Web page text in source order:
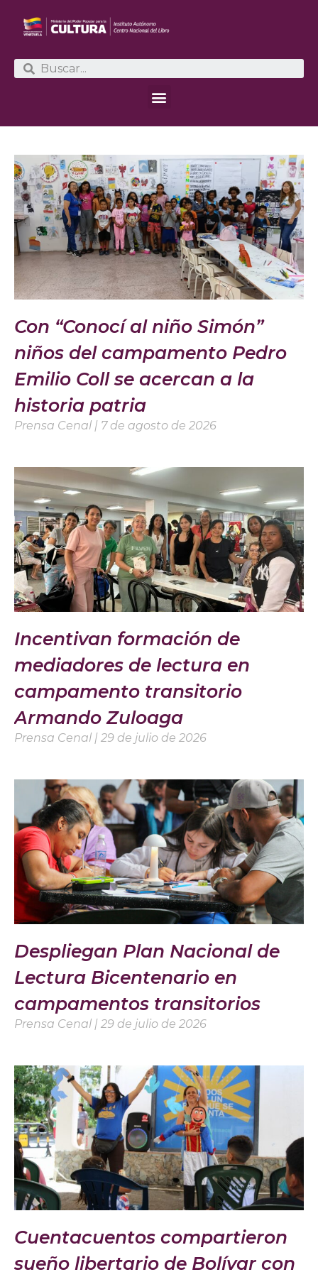
Con “Conocí al niño Simón”
niños del campamento Pedro
Emilio Coll se acercan a la
historia patria
Prensa Cenal 7 de agosto de 2026
Incentivan formación de
mediadores de lectura en
campamento transitorio
Armando Zuloaga
Prensa Cenal 29 de julio de 2026
Despliegan Plan Nacional de
Lectura Bicentenario en
campamentos transitorios
Prensa Cenal 29 de julio de 2026
Cuentacuentos compartieron
sueño libertario de Bolívar con